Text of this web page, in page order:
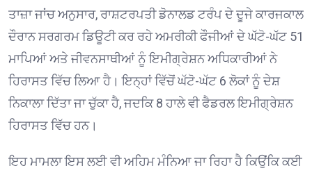
ਤਾਜ਼ਾ ਜਾਂਚ ਅਨੁਸਾਰ, ਰਾਸ਼ਟਰਪਤੀ ਡੋਨਾਲਡ ਟਰੰਪ ਦੇ ਦੂਜੇ ਕਾਰਜਕਾਲ
ਦੌਰਾਨ ਸਰਗਰਮ ਡਿਊਟੀ ਕਰ ਰਹੇ ਅਮਰੀਕੀ ਫੌਜੀਆਂ ਦੇ ਘੱਟੋ-ਘੱਟ 51
ਮਾਪਿਆਂ ਅਤੇ ਜੀਵਨਸਾਥੀਆਂ ਨੂੰ ਇਮੀਗ੍ਰੇਸ਼ਨ ਅਧਿਕਾਰੀਆਂ ਨੇ
ਹਿਰਾਸਤ ਵਿੱਚ ਲਿਆ ਹੈ। ਇਨ੍ਹਾਂ ਵਿੱਚੋਂ ਘੱਟੋ-ਘੱਟ 6 ਲੋਕਾਂ ਨੂੰ ਦੇਸ਼
ਨਿਕਾਲਾ ਦਿੱਤਾ ਜਾ ਚੁੱਕਾ ਹੈ, ਜਦਕਿ 8 ਹਾਲੇ ਵੀ ਫੈਡਰਲ ਇਮੀਗ੍ਰੇਸ਼ਨ
ਹਿਰਾਸਤ ਵਿੱਚ ਹਨ। ⁠
ਇਹ ਮਾਮਲਾ ਇਸ ਲਈ ਵੀ ਅਹਿਮ ਮੰਨਿਆ ਜਾ ਰਿਹਾ ਹੈ ਕਿਉਂਕਿ ਕਈ